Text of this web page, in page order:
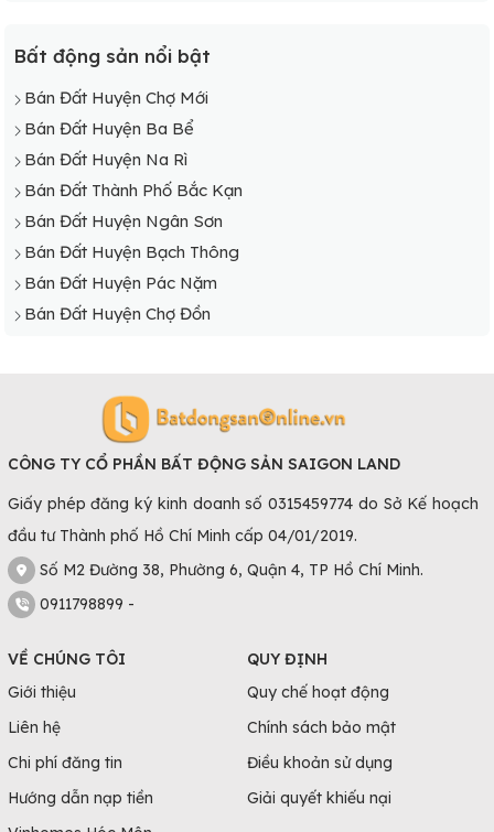
Bất động sản nổi bật
Bán Đất Huyện Chợ Mới
Bán Đất Huyện Ba Bể
Bán Đất Huyện Na Rì
Bán Đất Thành Phố Bắc Kạn
Bán Đất Huyện Ngân Sơn
Bán Đất Huyện Bạch Thông
Bán Đất Huyện Pác Nặm
Bán Đất Huyện Chợ Đồn
CÔNG TY CỔ PHẦN BẤT ĐỘNG SẢN SAIGON LAND
Giấy phép đăng ký kinh doanh số 0315459774 do Sở Kế hoạch
đầu tư Thành phố Hồ Chí Minh cấp 04/01/2019.
Số M2 Đường 38, Phường 6, Quận 4, TP Hồ Chí Minh.
0911798899 -
VỀ CHÚNG TÔI
Giới thiệu
Liên hệ
Chi phí đăng tin
Hướng dẫn nạp tiền
QUY ĐỊNH
Quy chế hoạt động
Chính sách bảo mật
Điều khoản sử dụng
Giải quyết khiếu nại